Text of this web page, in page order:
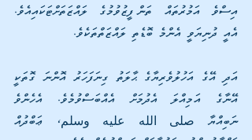
އެއީ ދުނިޔަވީ އެންމެ ބޮޑެތި ލައްޒަތްތަކެވެ.
އޭނާގެ އަމިއްލަ އެދުމަށް އެއްބަސްވުމެވެ. އެހެންވެ